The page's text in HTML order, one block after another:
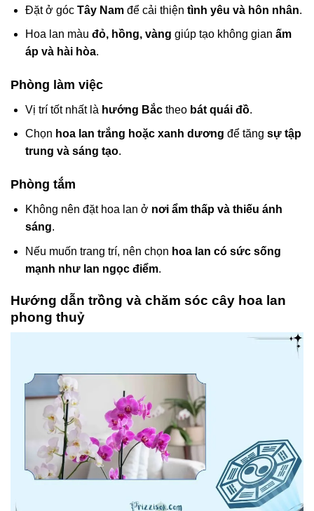
Đặt ở góc Tây Namđể cải thiện tình yêu và hôn nhân.
Hoa lan màu đỏ, hồng, vàng giúp tạo không gian ấm
áp và hài hòa.
Phòng làm việc
Vị trí tốt nhất là hướng Bắctheo bát quái đồ.
Chọn hoa lan trắng hoặc xanh dương để tăng sự tập
trung và sáng tạo.
Phòng tắm
Không nên đặt hoa lan ở nơi ẩm thấp và thiếu ánh
sáng.
Nếu muốn trang trí, nên chọn hoa lan có sức sống
mạnh như lan ngọc điểm.
Hướng dẫn trồng và chăm sóc cây hoa lan
phong thuỷ